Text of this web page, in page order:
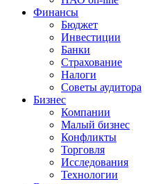
Финансы
Бюджет
Инвестиции
Банки
Страхование
Налоги
Советы аудитора
Бизнес
Компании
Малый бизнес
Конфликты
Торговля
Исследования
Технологии